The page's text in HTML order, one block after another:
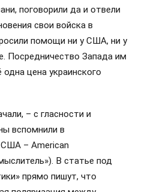
поговорили да и отвели
свои войска в
помощи ни у США, ни у
Посредничество Запада им
цена украинского
– с гласности и
вспомнили в
США – American
В статье под
прямо пишут, что